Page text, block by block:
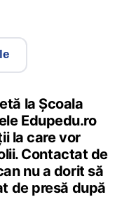
la Școala
Edupedu.ro
la care vor
Contactat de
nu a dorit să
de presă după